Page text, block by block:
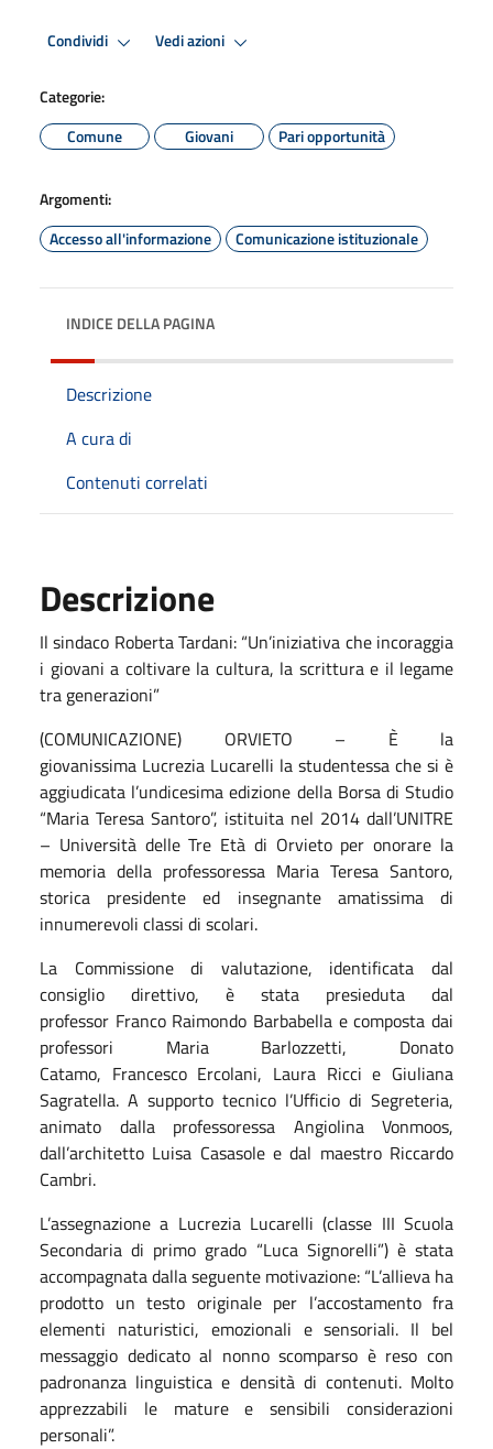
Condividi Vedi azioni
Categorie:
Comune
Giovani Pari opportunità
Argomenti:
Accesso all'informazione
Comunicazione istituzionale
INDICE DELLA PAGINA
Descrizione
A cura di
Contenuti correlati
Descrizione
Il sindaco Roberta Tardani: “Un’iniziativa che incoraggia
i giovani a coltivare la cultura, la scrittura e il legame
tra generazioni”
(COMUNICAZIONE) ORVIETO – È la
giovanissima Lucrezia Lucarelli la studentessa che si è
aggiudicata l’undicesima edizione della Borsa di Studio
“Maria Teresa Santoro”, istituita nel 2014 dall’UNITRE
– Università delle Tre Età di Orvieto per onorare la
memoria della professoressa Maria Teresa Santoro,
storica presidente ed insegnante amatissima di
innumerevoli classi di scolari.
La Commissione di valutazione, identificata dal
consiglio direttivo, è stata presieduta dal
professor Franco Raimondo Barbabella e composta dai
professori Maria Barlozzetti, Donato
Catamo, Francesco Ercolani, Laura Ricci e Giuliana
Sagratella. A supporto tecnico l’Ufficio di Segreteria,
animato dalla professoressa Angiolina Vonmoos,
dall’architetto Luisa Casasole e dal maestro Riccardo
Cambri.
L’assegnazione a Lucrezia Lucarelli (classe III Scuola
Secondaria di primo grado “Luca Signorelli”) è stata
accompagnata dalla seguente motivazione: “L’allieva ha
prodotto un testo originale per l’accostamento fra
elementi naturistici, emozionali e sensoriali. Il bel
messaggio dedicato al nonno scomparso è reso con
padronanza linguistica e densità di contenuti. Molto
apprezzabili le mature e sensibili considerazioni
personali”.